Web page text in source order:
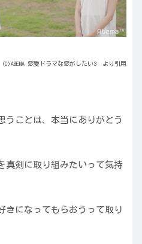
(C)ABEMA 恋愛ドラマな恋がしたい3 より引用
うことは、本当にありがとう
真剣に取り組みたいって気持
きになってもらおうって取り